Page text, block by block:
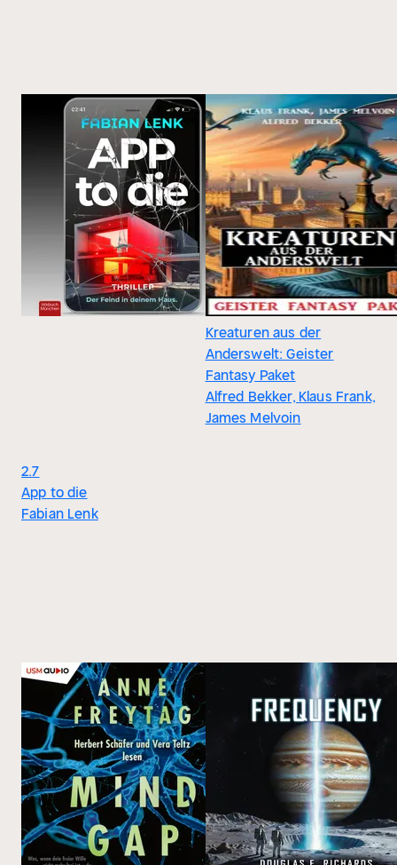
2.7
App to die
Fabian Lenk
Kreaturen aus der
Anderswelt: Geister
Fantasy Paket
Alfred Bekker, Klaus Frank,
James Melvoin